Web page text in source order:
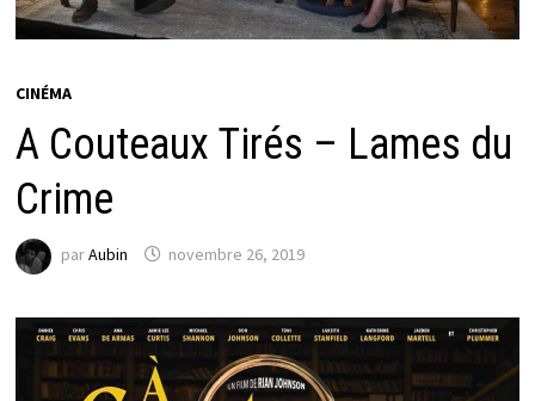
CINÉMA
A Couteaux Tirés – Lames du
Crime
parAubin novembre 26, 2019